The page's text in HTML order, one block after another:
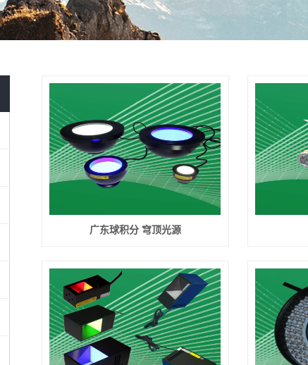
广东球积分 穹顶光源